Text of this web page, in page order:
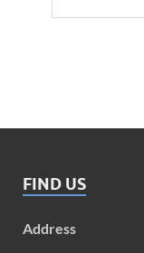
FIND US
Address